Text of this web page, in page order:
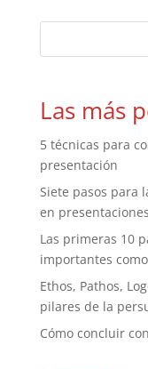
Las más
5 técnicas para
presentación
Siete pasos para
en presentaciones
Las primeras 10
importantes
Ethos, Pathos,
pilares de la
Cómo concluir